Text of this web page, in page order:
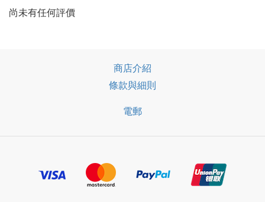
尚未有任何評價
商店介紹
條款與細則
電郵